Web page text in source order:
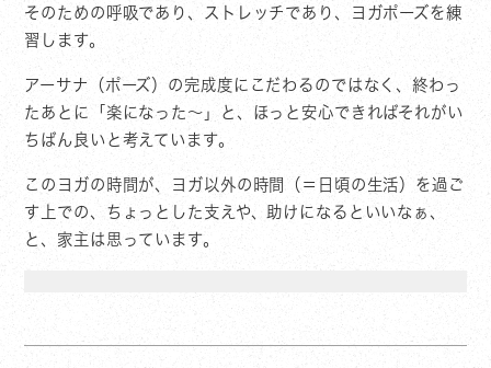
そのための呼吸であり、ストレッチであり、ヨガポーズを練
習します。
アーサナ（ポーズ）の完成度にこだわるのではなく、終わっ
たあとに「楽になった〜」と、ほっと安心できればそれがい
ちばん良いと考えています。
このヨガの時間が、ヨガ以外の時間（＝日頃の生活）を過ご
す上での、ちょっとした支えや、助けになるといいなぁ、
と、家主は思っています。